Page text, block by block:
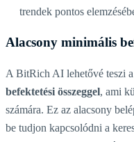
trendek pontos
Alacsony minimális
A BitRich AI lehetővé teszi a
befektetési összeggel, ami
számára. Ez az alacsony
be tudjon kapcsolódni a